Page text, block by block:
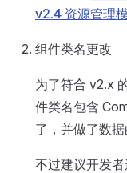
v2.4 资源管理
组件类名更改
为了符合 v2.x
件类名包含
了，并做了数据
不过建议开发